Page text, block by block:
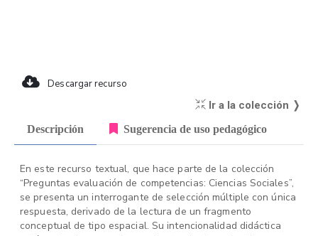
Descargar recurso
Ir a la colección ❭
Descripción Sugerencia de uso pedagógico
En este recurso textual, que hace parte de la colección
“Preguntas evaluación de competencias: Ciencias Sociales”,
se presenta un interrogante de selección múltiple con única
respuesta, derivado de la lectura de un fragmento
conceptual de tipo espacial. Su intencionalidad didáctica